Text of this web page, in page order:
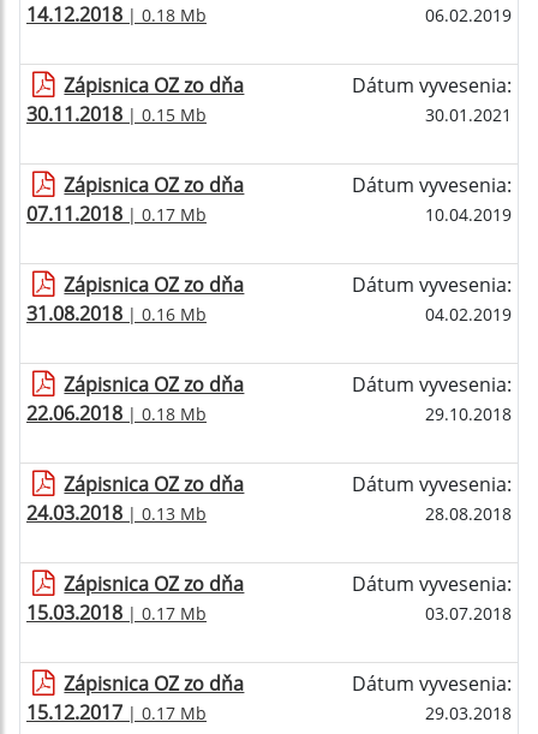
14.12.2018 | 0.18 Mb 06.02.2019
Zápisnica OZ zo dňa
30.11.2018 | 0.15 Mb
Dátum vyvesenia:
30.01.2021
Zápisnica OZ zo dňa
07.11.2018 | 0.17 Mb
Dátum vyvesenia:
10.04.2019
Zápisnica OZ zo dňa
31.08.2018 | 0.16 Mb
Dátum vyvesenia:
04.02.2019
Zápisnica OZ zo dňa
22.06.2018 | 0.18 Mb
Dátum vyvesenia:
29.10.2018
Zápisnica OZ zo dňa
24.03.2018 | 0.13 Mb
Dátum vyvesenia:
28.08.2018
Zápisnica OZ zo dňa
15.03.2018 | 0.17 Mb
Dátum vyvesenia:
03.07.2018
Zápisnica OZ zo dňa
15.12.2017 | 0.17 Mb
Dátum vyvesenia:
29.03.2018